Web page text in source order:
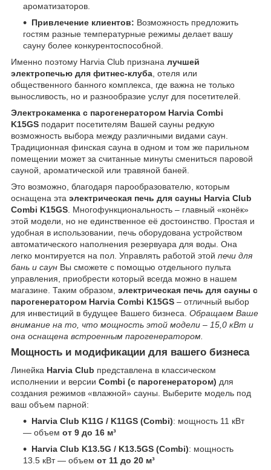
ароматизаторов.
Привлечение клиентов: Возможность предложить
гостям разные температурные режимы делает вашу
сауну более конкурентоспособной.
Именно поэтому Harvia Club признана лучшей
электропечью для фитнес-клуба , отеля или
общественного банного комплекса, где важна не только
выносливость, но и разнообразие услуг для посетителей.
Электрокаменка с парогенератором Harvia Combi
K15GS подарит посетителям Вашей сауны редкую
возможность выбора между различными видами саун.
Традиционная финская сауна в одном и том же парильном
помещении может за считанные минуты смениться паровой
сауной, ароматической или травяной баней.
Это возможно, благодаря парообразователю, которым
оснащена эта электрическая печь для сауны Harvia Club
Combi K15GS . Многофункциональность – главный «конёк»
этой модели, но не единственное её достоинство. Простая и
удобная в использовании, печь оборудована устройством
автоматического наполнения резервуара для воды. Она
легко монтируется на пол. Управлять работой этой печи для
бань и саун Вы сможете с помощью отдельного пульта
управления, приобрести который всегда можно в нашем
магазине. Таким образом, электрическая печь для сауны с
парогенератором Harvia Combi K15GS – отличный выбор
для инвестиций в будущее Вашего бизнеса. Обращаем Ваше
внимание на то, что мощность этой модели – 15,0 кВт и
она оснащена встроенным парогенератором.
Мощность и модификации для вашего бизнеса
Линейка Harvia Club представлена в классическом
исполнении и версии Combi (с парогенератором) для
создания режимов «влажной» сауны. Выберите модель под
ваш объем парной:
Harvia Club K11G / K11GS (Combi): мощность 11 кВт
— объем от 9 до 16 м³
Harvia Club K13.5G / K13.5GS (Combi): мощность
13.5 кВт — объем от 11 до 20 м³